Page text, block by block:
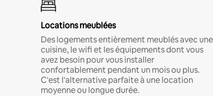
Locations meublées
Des logements entièrement meublés avec une
cuisine, le wifi et les équipements dont vous
avez besoin pour vous installer
confortablement pendant un mois ou plus.
C'est l'alternative parfaite à une location
moyenne ou longue durée.